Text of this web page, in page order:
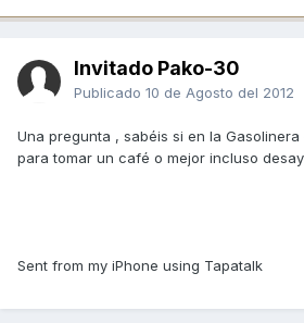
Invitado Pako-30
Publicado 10 de Agosto del 2012
Una pregunta , sabéis si en la
para tomar un café o mejor incluso
Sent from my iPhone using Tapatalk